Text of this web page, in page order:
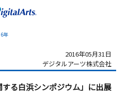
年
2016年05月31日
デジタルアーツ株式会社
する白浜シンポジウム」に出展